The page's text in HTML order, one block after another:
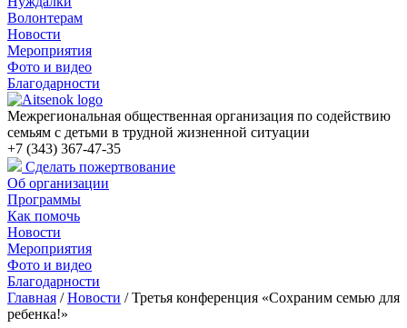
Волонтерам
Новости
Мероприятия
Фото и видео
Благодарности
Межрегиональная общественная организация по содействию
семьям с детьми в трудной жизненной ситуации
+7 (343) 367-47-35
Сделать пожертвование
Об организации
Программы
Как помочь
Новости
Мероприятия
Фото и видео
Благодарности
Главная /Новости /Третья конференция «Сохраним семью для
ребенка!»